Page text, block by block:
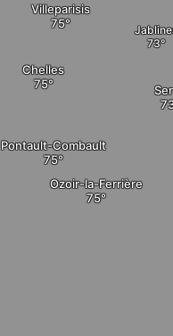
Villeparisis
Ozoir-la-Ferrière
Pontault-Combault
Chelles